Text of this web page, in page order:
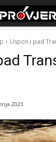
Uspon i pad
2023.